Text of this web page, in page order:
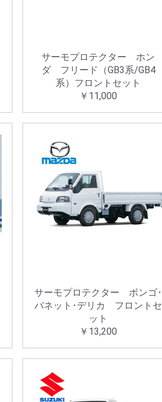
サーモプロテクター ホン
ダ フリード（GB3系/GB4
系）フロントセット
￥11,000
サーモプロテクター ボンゴ･
バネット･デリカ フロントセ
ット
￥13,200